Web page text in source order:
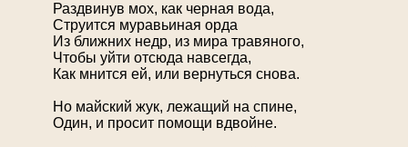
Раздвинув мох, как черная вода,
Струится муравьиная орда
Из ближних недр, из мира травяного,
Чтобы уйти отсюда навсегда,
Как мнится ей, или вернуться снова.
Но майский жук, лежащий на спине,
Один, и просит помощи вдвойне.